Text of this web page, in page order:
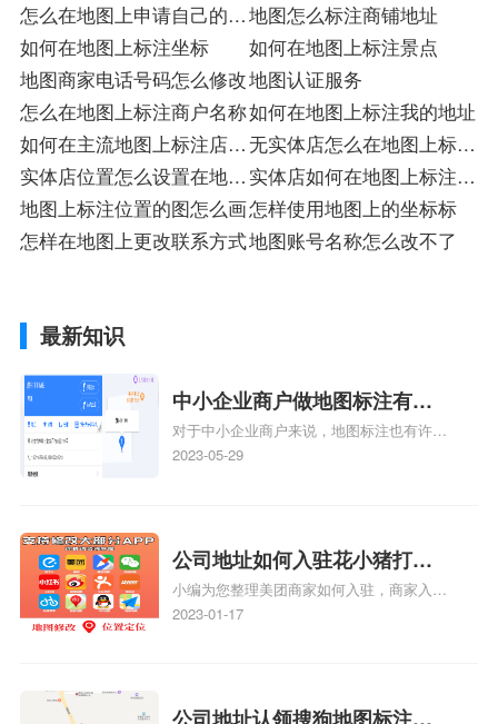
册
怎么在地图上申请自己的公
司
地图怎么标注商铺地址
如何在地图上标注坐标
如何在地图上标注景点
地图商家电话号码怎么修改地图认证服务
怎么在地图上标注商户名称如何在地图上标注我的地址
如何在主流地图上标注店铺
入驻店
无实体店怎么在地图上标注
店
实体店位置怎么设置在地图
上标
实体店如何在地图上标注位
置
地图上标注位置的图怎么画怎样使用地图上的坐标标
怎样在地图上更改联系方式地图账号名称怎么改不了
最新知识
中小企业商户做地图标注有什
么好处
对于中小企业商户来说，地图标注也有许多
好处，包括：提高可见性和曝光率：通过在
位置，增加商户被发现的机会。方便客户导
航：地图标注可以帮助客户更容易地找到商
户的实际位置。特别是对于新客户或不熟悉
该地区的客户来说，地图标注可以提供明确
2023-05-29
公司地址如何入驻花小猪打车
地图标记？指路人地图标注服
务中心铺如何入驻花小猪打车
小编为您整理美团商家如何入驻，商家入驻
教程、商家如何入驻地图、如何入驻地:、
2023-01-17
公司地址认领搜狗地图标注多